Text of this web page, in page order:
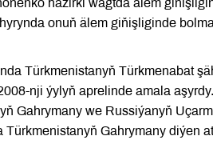
häzirki wagtda älem
onuň älem giňişliginde
Türkmenistanyň Türkmenabat
nji ýylyň aprelinde amala
Gahrymany we Russiýanyň
Türkmenistanyň Gahrymany diýen